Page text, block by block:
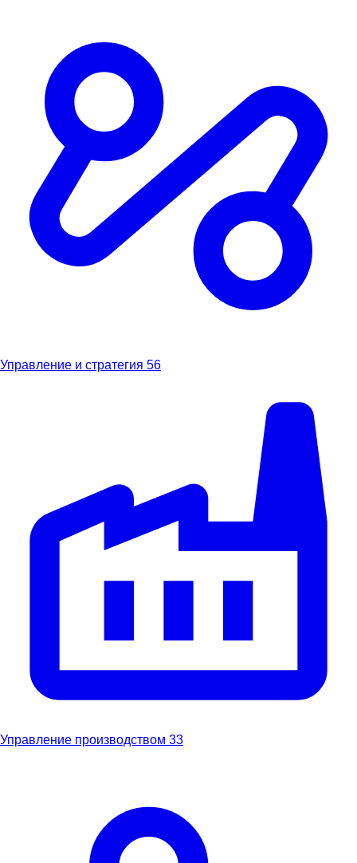
Управление и стратегия 56
Управление производством 33